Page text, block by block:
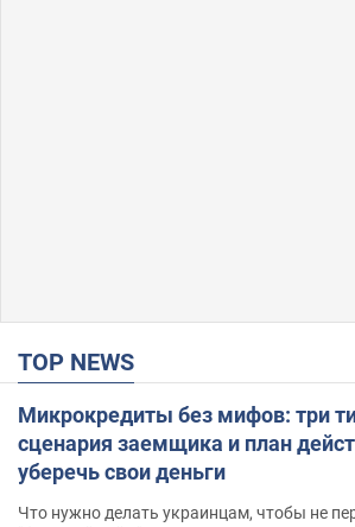
TOP NEWS
Микрокредиты без мифов: три
сценария заемщика и план
уберечь свои деньги
Что нужно делать украинцам, чтобы не